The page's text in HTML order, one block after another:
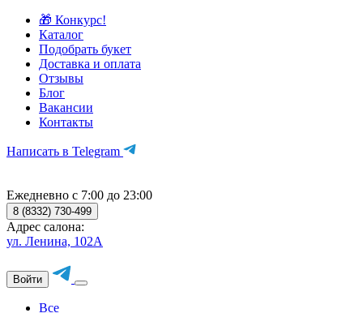
🎁 Конкурс!
Каталог
Подобрать букет
Доставка и оплата
Отзывы
Блог
Вакансии
Контакты
Написать в Telegram
Ежедневно с 7:00 до 23:00
8 (8332) 730-499
Адрес салона:
ул. Ленина, 102А
Войти
Все